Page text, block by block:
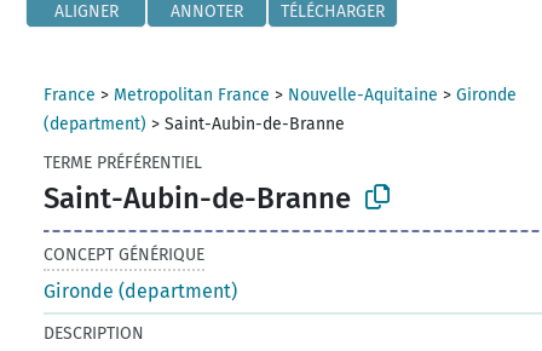
ALIGNER ANNOTER TÉLÉCHARGER
France > Metropolitan France > Nouvelle-Aquitaine >Gironde
(department) >Saint-Aubin-de-Branne
TERME PRÉFÉRENTIEL
Saint-Aubin-de-Branne
CONCEPT GÉNÉRIQUE
Gironde (department)
DESCRIPTION